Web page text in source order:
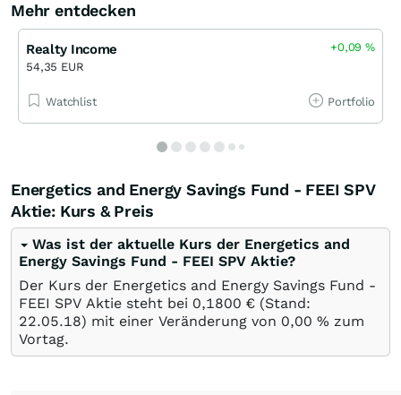
Mehr entdecken
Realty Income
54,35 EUR
+0,09%
Watchlist Portfolio
Energetics and Energy Savings Fund - FEEI SPV
Aktie: Kurs & Preis
Was ist der aktuelle Kurs der Energetics and
Energy Savings Fund - FEEI SPV Aktie?
Der Kurs der Energetics and Energy Savings Fund -
FEEI SPV Aktie steht bei 0,1800 € (Stand:
22.05.18) mit einer Veränderung von 0,00 % zum
Vortag.